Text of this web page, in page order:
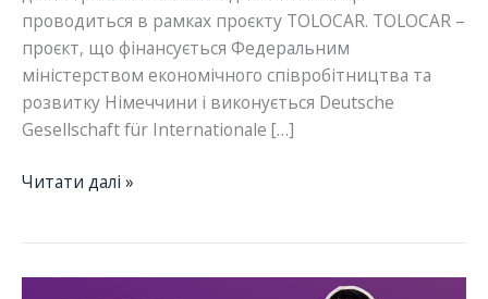
проводиться в рамках проєкту TOLOCAR. TOLOCAR –
проєкт, що фінансується Федеральним
міністерством економічного співробітництва та
розвитку Німеччини і виконується Deutsche
Gesellschaft für Internationale […]
Запис
Читати далі »